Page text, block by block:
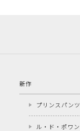
新作
プリンスパンツ
ル・ド・ポワン